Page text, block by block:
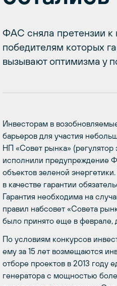
ФАС сняла претензии к
победителям которых
вызывают оптимизма у
Инвесторам в
барьеров для участия
НП «Совет рынка»
исполнили предупреждение
объектов зеленой
в качестве гарантии
Гарантия необходима на
правил набсовет «Совета
было принято еще в
По условиям конкурсов
ему за 15 лет возмещаются
отборе проектов в 2013 году
генератора с мощностью